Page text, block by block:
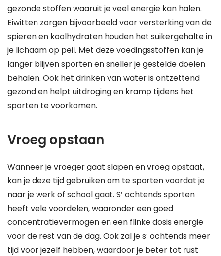
gezonde stoffen waaruit je veel energie kan halen.
Eiwitten zorgen bijvoorbeeld voor versterking van de
spieren en koolhydraten houden het suikergehalte in
je lichaam op peil. Met deze voedingsstoffen kan je
langer blijven sporten en sneller je gestelde doelen
behalen. Ook het drinken van water is ontzettend
gezond en helpt uitdroging en kramp tijdens het
sporten te voorkomen.
Vroeg opstaan
Wanneer je vroeger gaat slapen en vroeg opstaat,
kan je deze tijd gebruiken om te sporten voordat je
naar je werk of school gaat. S’ ochtends sporten
heeft vele voordelen, waaronder een goed
concentratievermogen en een flinke dosis energie
voor de rest van de dag. Ook zal je s’ ochtends meer
tijd voor jezelf hebben, waardoor je beter tot rust